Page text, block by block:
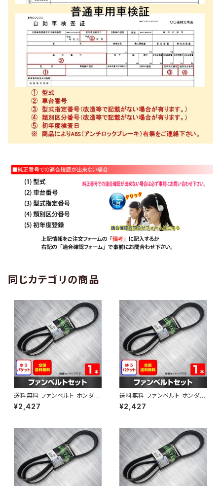
同じカテゴリの商品
送料無料 ファンベルト ホンダ
ゼスト 型式JE1 H18.03～H24.
11 （国内トップメーカー） 1本 H
¥2,427
送料無料 ファンベルト ホンダ ラ
イフ 型式JB6 H15.09～H20.1
1 （国内トップメーカー） 1本 HA
¥2,427